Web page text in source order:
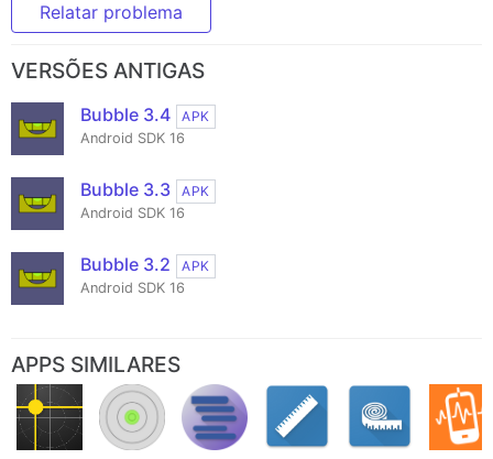
Relatar problema
VERSÕES ANTIGAS
Bubble 3.4
APK
Android SDK 16
Bubble 3.3
APK
Android SDK 16
Bubble 3.2
APK
Android SDK 16
APPS SIMILARES